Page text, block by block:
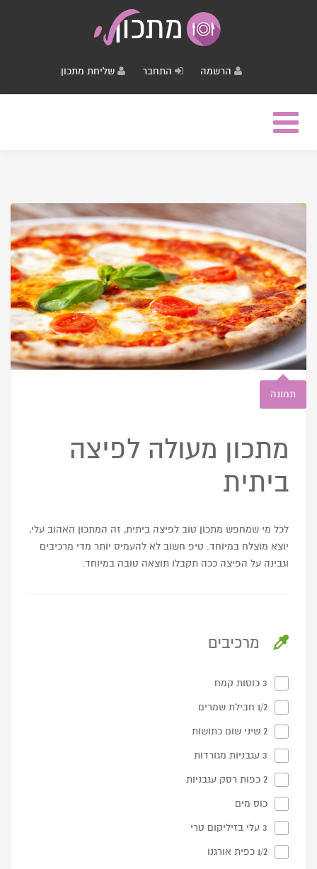
הרשמה התחבר שליחת מתכון
Toggle
navigation
תמונה
מתכון מעולה לפיצה
ביתית
לכל מי שמחפש מתכון טוב לפיצה ביתית, זה המתכון האהוב עלי,
יוצא מוצלח במיוחד. טיפ חשוב לא להעמיס יותר מדי מרכיבים
וגבינה על הפיצה ככה תקבלו תוצאה טובה במיוחד.
מרכיבים
3 כוסות קמח
1/2 חבילת שמרים
2 שיני שום כתושות
3 עגבניות מגורדות
2 כפות רסק עגבניות
כוס מים
3 עלי בזיליקום טרי
1/2 כפית אורגנו